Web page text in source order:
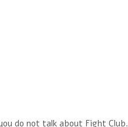
do not talk about Fight Club.